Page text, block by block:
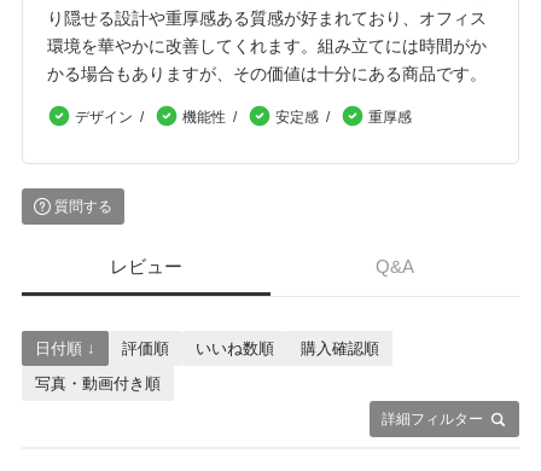
り隠せる設計や重厚感ある質感が好まれており、オフィス
環境を華やかに改善してくれます。組み立てには時間がか
かる場合もありますが、その価値は十分にある商品です。
デザイン 機能性 安定感 重厚感
質問する
レビュー Q&A
詳細フィルター
日付順 ↓ 評価順 いいね数順
購入確認順
写真・動画付き順